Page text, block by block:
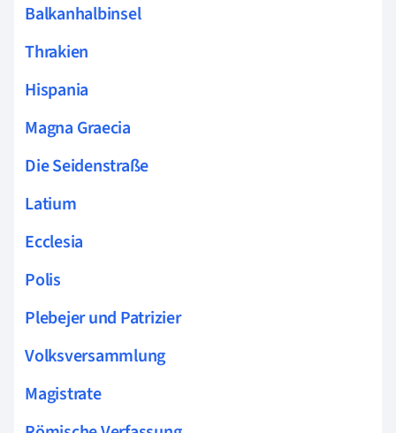
Balkanhalbinsel
Thrakien
Hispania
Magna Graecia
Die Seidenstraße
Latium
Ecclesia
Polis
Plebejer und Patrizier
Volksversammlung
Magistrate